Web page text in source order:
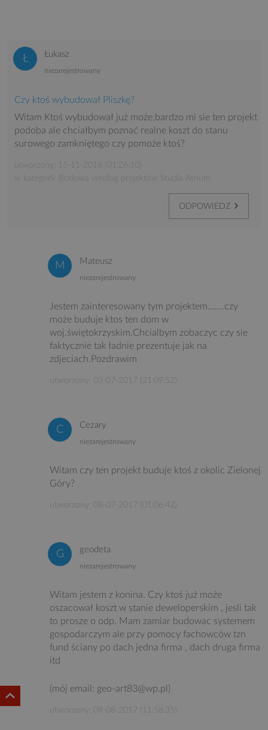
Łukasz
niezarejestrowany
Czy ktoś wybudował Pliszkę?
Witam Ktoś wybudował już może,bardzo mi sie ten projekt
podoba ale chciałbym poznać realne koszt do stanu
surowego zamkniętego czy pomoże ktoś?
utworzony: 15-11-2016 (01:26:10)
w kategorii: Budowa według projektów Studia Atrium
ODPOWIEDZ
Mateusz
niezarejestrowany
Jestem zainteresowany tym projektem.......czy
może buduje ktos ten dom w
woj.świętokrzyskim.Chcialbym zobaczyc czy sie
faktycznie tak ładnie prezentuje jak na
zdjeciach.Pozdrawim
utworzony: 03-07-2017 (21:09:52)
Cezary
niezarejestrowany
Witam czy ten projekt buduje ktoś z okolic Zielonej
Góry?
utworzony: 08-07-2017 (01:06:42)
geodeta
niezarejestrowany
Witam jestem z konina. Czy ktoś już może
oszacował koszt w stanie deweloperskim , jesli tak
to prosze o odp. Mam zamiar budowac systemem
gospodarczym ale przy pomocy fachowców tzn
fund ściany po dach jedna firma , dach druga firma
itd
(mój email: geo-art83@wp.pl)
utworzony: 09-08-2017 (11:58:35)